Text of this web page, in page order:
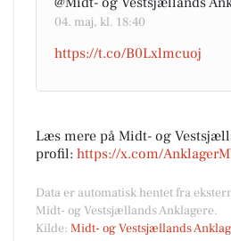
04. maj, kl. 18:40
https://t.co/B0Lxlmcuoj
Læs mere på Midt- og
profil: https://x.com/
Data er automatisk hentet fra
Midt- og Vestsjællands Anklagere.
Kilde: Midt- og Vestsjællands